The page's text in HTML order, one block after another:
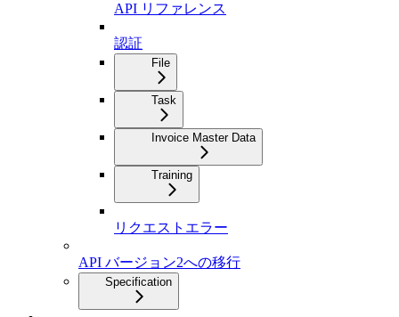
API リファレンス
認証
File
Task
Invoice Master Data
Training
リクエストエラー
API バージョン2への移行
Specification